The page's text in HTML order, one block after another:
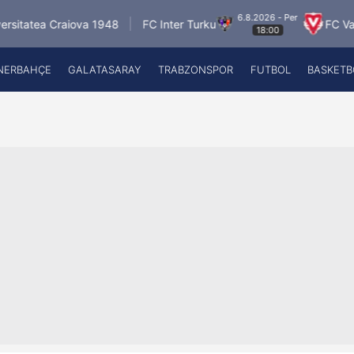
1948 FC Inter Turku
6.8.2026 - Per
18:00
FC Vaduz
GALATASARAY TRABZONSPOR FUTBOL